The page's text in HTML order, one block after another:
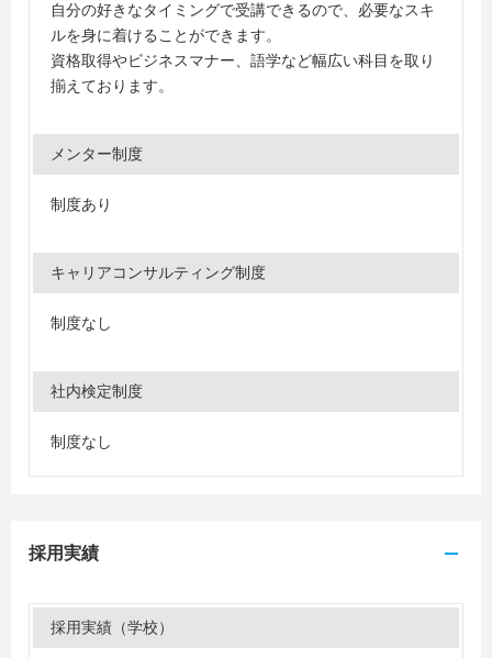
自分の好きなタイミングで受講できるので、必要なスキ
ルを身に着けることができます。
資格取得やビジネスマナー、語学など幅広い科目を取り
揃えております。
メンター制度
制度あり
キャリアコンサルティング制度
制度なし
社内検定制度
制度なし
採用実績
採用実績（学校）